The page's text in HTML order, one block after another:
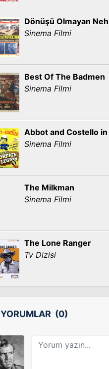
Dönüşü Olmayan
Sinema Filmi
Best Of The Badmen
Sinema Filmi
Abbot and Costello
Sinema Filmi
The Milkman
Sinema Filmi
The Lone Ranger
Tv Dizisi
YORUMLAR (0)